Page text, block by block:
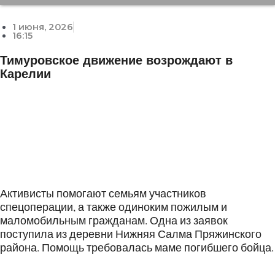
1 июня, 2026
16:15
Тимуровское движение возрождают в
Карелии
Активисты помогают семьям участников
спецоперации, а также одиноким пожилым и
маломобильным гражданам. Одна из заявок
поступила из деревни Нижняя Салма Пряжинского
района. Помощь требовалась маме погибшего бойца.